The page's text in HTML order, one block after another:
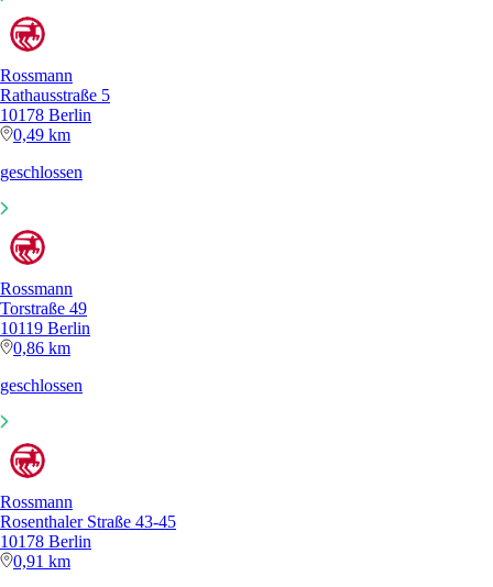
Rossmann
Rathausstraße 5
10178 Berlin
0,49 km
geschlossen
Rossmann
Torstraße 49
10119 Berlin
0,86 km
geschlossen
Rossmann
Rosenthaler Straße 43-45
10178 Berlin
0,91 km